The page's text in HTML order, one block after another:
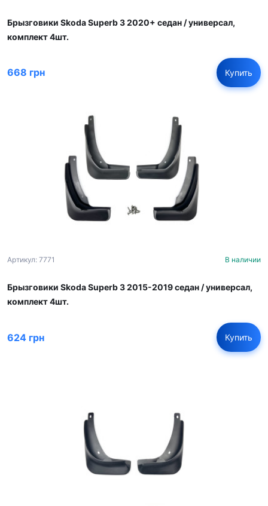
Брызговики Skoda Superb 3 2020+ cедан / универсал,
комплект 4шт.
668 грн Купить
Артикул: 7771 В наличии
Брызговики Skoda Superb 3 2015-2019 cедан / универсал,
комплект 4шт.
624 грн Купить